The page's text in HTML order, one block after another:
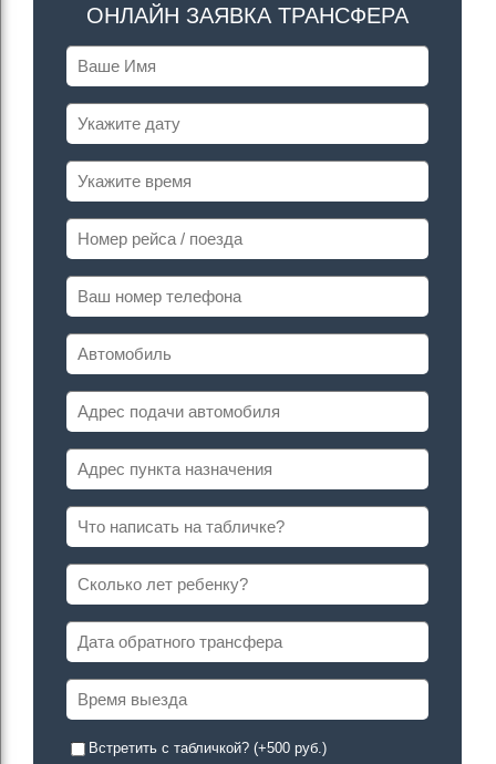
ОНЛАЙН ЗАЯВКА ТРАНСФЕРА
Встретить с табличкой? (+500 руб.)